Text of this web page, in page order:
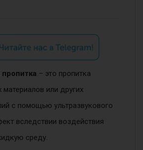
пропитка – это пропитка
или других
с помощью ультразвукового
вследствии воздействия
среду.